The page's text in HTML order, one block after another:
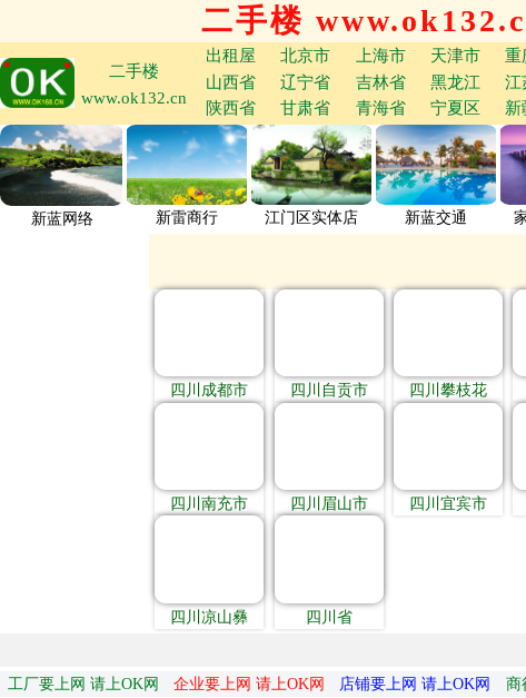
二手楼
二手楼
www.ok132.cn
出租屋 北京市 上海市 天津市 重
山西省
辽宁省 吉林省 黑龙江 江
陕西省
甘肃省 青海省 宁夏区 新
新蓝网络 新雷商行 江门区实体店 新蓝交通
四川成都市 四川自贡市 四川攀枝花
四川南充市 四川眉山市 四川宜宾市
四川凉山彝
四川省
工厂要上网 请上OK网
企业要上网 请上OK网 店铺要上网 请上OK网 商